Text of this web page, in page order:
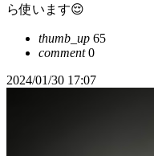
ら使います😌
thumb_up 65
comment0
2024/01/30 17:07